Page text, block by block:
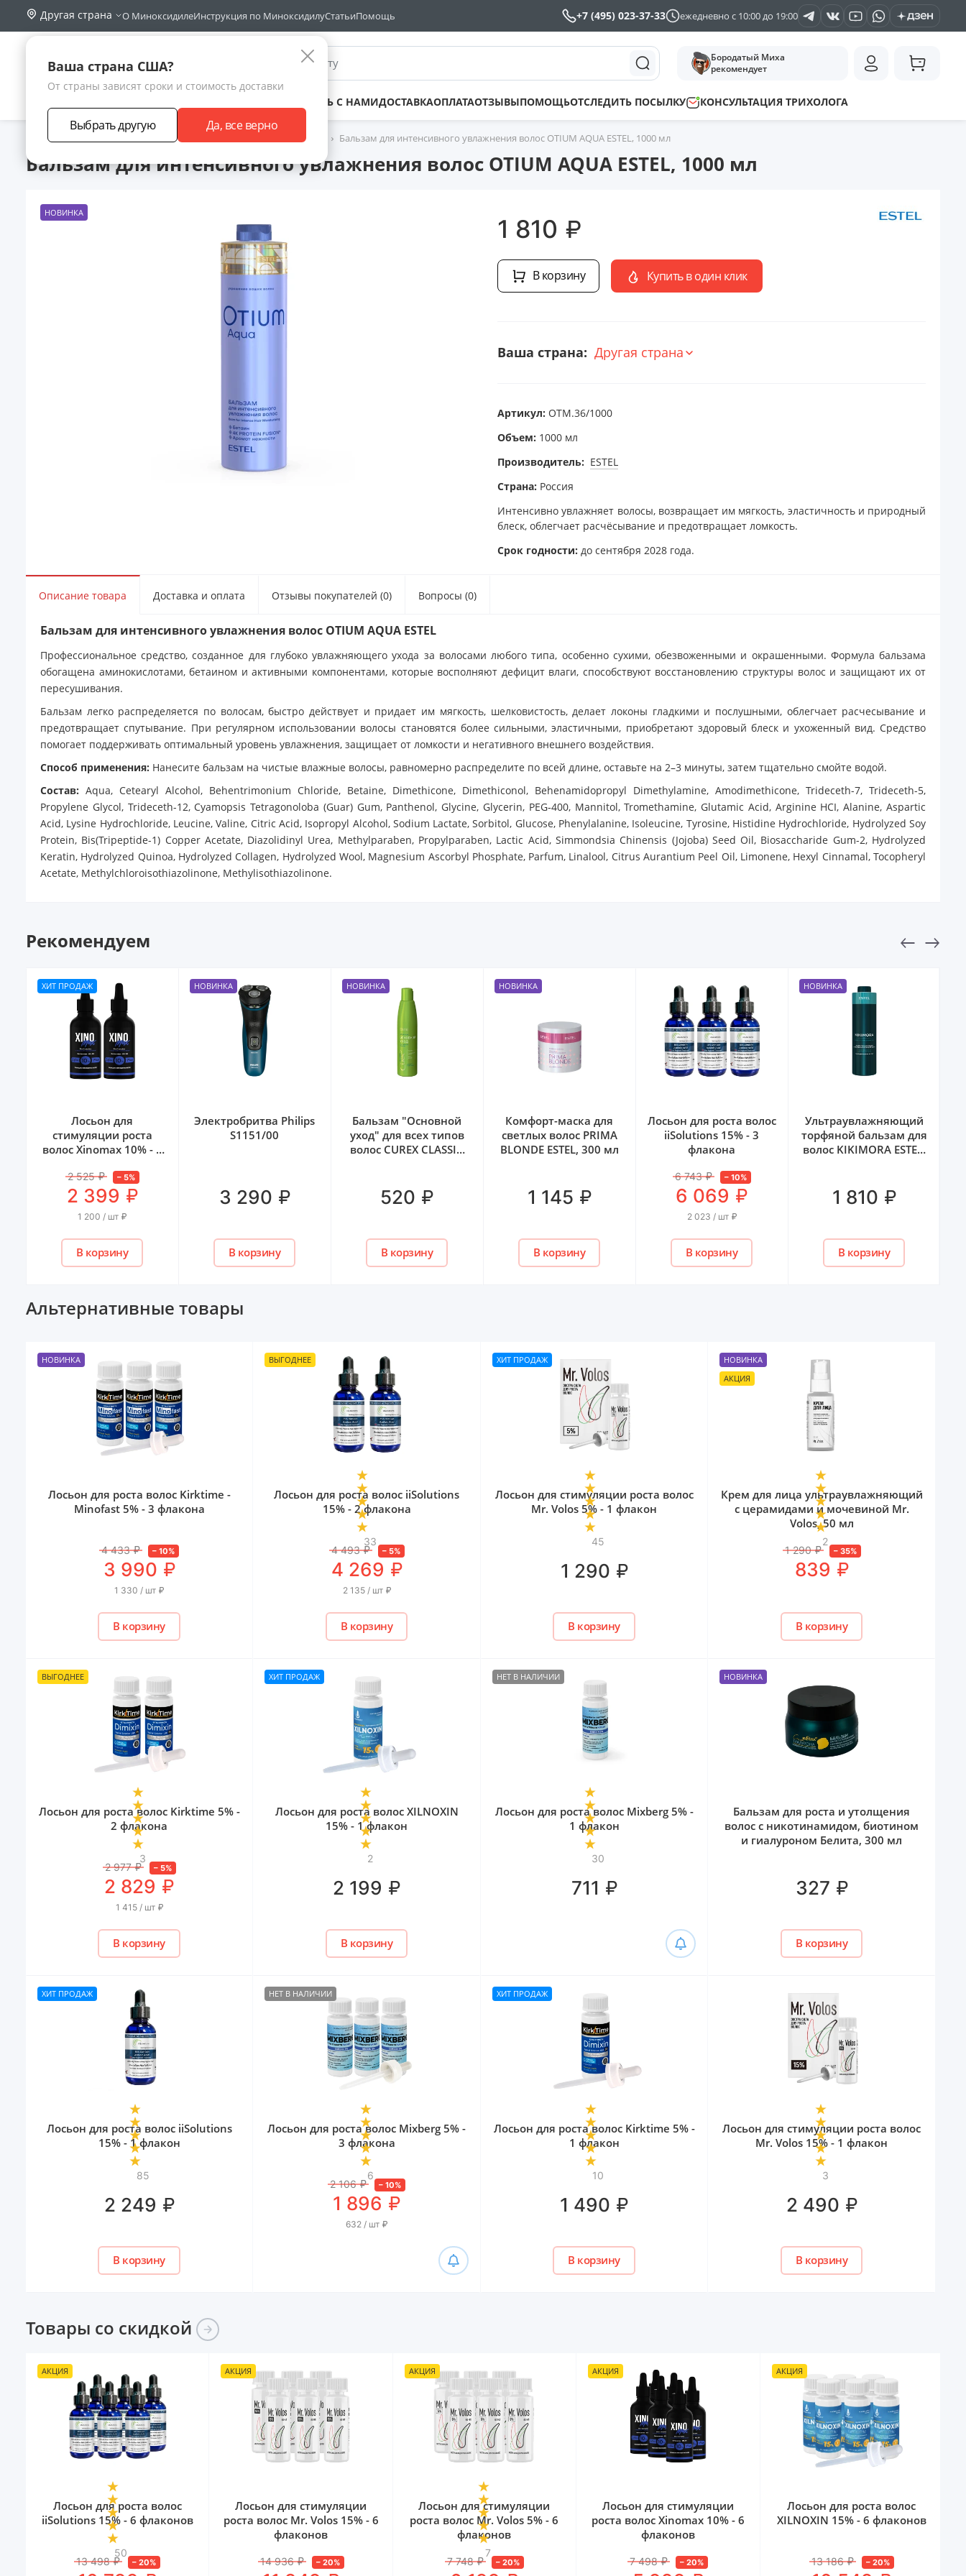
Другая страна
Ваша страна США?
От страны зависят сроки и стоимость доставки
Выбрать другую Да, все верно
О МиноксидилеИнструкция по МиноксидилуСтатьиПомощь +7 (495) 023-37-33 ежедневно с 10:00 до 19:00
Поиск по сайту
Бородатый Миха
рекомендует
ЗАРАБОТАТЬ С НАМИДОСТАВКАОПЛАТАОТЗЫВЫПОМОЩЬОТСЛЕДИТЬ ПОСЫЛКУ КОНСУЛЬТАЦИЯ ТРИХОЛОГА
Главная Уход за волосами Кондиционер Бальзам для интенсивного увлажнения волос OTIUM AQUA ESTEL, 1000 мл
Бальзам для интенсивного увлажнения волос OTIUM AQUA ESTEL, 1000 мл
НОВИНКА
1 810 ₽
В корзину Купить в один клик
Ваша страна: Другая страна
Артикул: OTM.36/1000
Объем: 1000 мл
Производитель: ESTEL
Страна: Россия
Интенсивно увлажняет волосы, возвращает им мягкость, эластичность и природный
блеск, облегчает расчёсывание и предотвращает ломкость.
Срок годности: до сентября 2028 года.
Описание товара Доставка и оплата Отзывы покупателей (0) Вопросы (0)
Бальзам для интенсивного увлажнения волос OTIUM AQUA ESTEL
Профессиональное средство, созданное для глубоко увлажняющего ухода за волосами любого типа, особенно сухими, обезвоженными и окрашенными. Формула бальзама
обогащена аминокислотами, бетаином и активными компонентами, которые восполняют дефицит влаги, способствуют восстановлению структуры волос и защищают их от
пересушивания.
Бальзам легко распределяется по волосам, быстро действует и придает им мягкость, шелковистость, делает локоны гладкими и послушными, облегчает расчесывание и
предотвращает спутывание. При регулярном использовании волосы становятся более сильными, эластичными, приобретают здоровый блеск и ухоженный вид. Средство
помогает поддерживать оптимальный уровень увлажнения, защищает от ломкости и негативного внешнего воздействия.
Способ применения: Нанесите бальзам на чистые влажные волосы, равномерно распределите по всей длине, оставьте на 2–3 минуты, затем тщательно смойте водой.
Состав: Aqua, Cetearyl Alcohol, Behentrimonium Chloride, Betaine, Dimethicone, Dimethiconol, Behenamidopropyl Dimethylamine, Amodimethicone, Trideceth-7, Trideceth-5,
Propylene Glycol, Trideceth-12, Cyamopsis Tetragonoloba (Guar) Gum, Panthenol, Glycine, Glycerin, PEG‑400, Mannitol, Tromethamine, Glutamic Acid, Arginine HCI, Alanine, Aspartic
Acid, Lysine Hydrochloride, Leucine, Valine, Citric Acid, Isopropyl Alcohol, Sodium Lactate, Sorbitol, Glucose, Phenylalanine, Isoleucine, Tyrosine, Histidine Hydrochloride, Hydrolyzed Soy
Protein, Bis(Tripeptide-1) Copper Acetate, Diazolidinyl Urea, Methylparaben, Propylparaben, Lactic Acid, Simmondsia Chinensis (Jojoba) Seed Oil, Biosaccharide Gum-2, Hydrolyzed
Keratin, Hydrolyzed Quinoa, Hydrolyzed Collagen, Hydrolyzed Wool, Magnesium Ascorbyl Phosphate, Pаrfum, Linalool, Citrus Aurantium Peel Oil, Limonene, Hexyl Cinnamal, Tocopheryl
Acetate, Methylchloroisothiazolinone, Methylisothiazolinone.
Рекомендуем
ХИТ ПРОДАЖ
Лосьон для
стимуляции роста
волос Xinomаx 10% - 2
2 525 ₽ – 5%
2 399 ₽
1 200 / шт ₽
В корзину
НОВИНКА
Электробритва Philips
S1151/00
3 290 ₽
В корзину
НОВИНКА
Бальзам "Основной
уход" для всех типов
волос CUREX CLASSIC
520 ₽
В корзину
НОВИНКА
Комфорт-маска для
светлых волос PRIMA
BLONDE ESTEL, 300 мл
1 145 ₽
В корзину
Лосьон для роста волос
iiSolutions 15% - 3
флакона
6 743 ₽ – 10%
6 069 ₽
2 023 / шт ₽
В корзину
НОВИНКА
Ультраувлажняющий
торфяной бальзам для
волос KIKIMORA ESTEL,
1 810 ₽
В корзину
Альтернативные товары
НОВИНКА
Лосьон для роста волос Kirktime -
Minofast 5% - 3 флакона
4 433 ₽ –10%
3 990 ₽
1 330 / шт ₽
В корзину
ВЫГОДНЕЕ
33
Лосьон для роста волос iiSolutions
15% - 2 флакона
4 493 ₽ – 5%
4 269 ₽
2 135 / шт ₽
В корзину
ХИТ ПРОДАЖ
45
Лосьон для стимуляции роста волос
Mr. Volos 5% - 1 флакон
1 290 ₽
В корзину
НОВИНКА
АКЦИЯ
2
Крем для лица ультраувлажняющий
с церамидами и мочевиной Mr.
Volos, 50 мл
1 290 ₽ – 35%
839 ₽
В корзину
ВЫГОДНЕЕ
3
Лосьон для роста волос Kirktime 5% -
2 флакона
2 977 ₽ – 5%
2 829 ₽
1 415 / шт ₽
В корзину
ХИТ ПРОДАЖ
2
Лосьон для роста волос XILNOXIN
15% - 1 флакон
2 199 ₽
В корзину
НЕТ В НАЛИЧИИ
30
Лосьон для роста волос Mixberg 5% -
1 флакон
711 ₽
НОВИНКА
Бальзам для роста и утолщения
волос с никотинамидом, биотином
и гиалуроном Белита, 300 мл
327 ₽
В корзину
ХИТ ПРОДАЖ
85
Лосьон для роста волос iiSolutions
15% - 1 флакон
2 249 ₽
В корзину
НЕТ В НАЛИЧИИ
6
Лосьон для роста волос Mixberg 5% -
3 флакона
2 106 ₽ –10%
1 896 ₽
632 / шт ₽
ХИТ ПРОДАЖ
10
Лосьон для роста волос Kirktime 5% -
1 флакон
1 490 ₽
В корзину
3
Лосьон для стимуляции роста волос
Mr. Volos 15% - 1 флакон
2 490 ₽
В корзину
Товары со скидкой
АКЦИЯ
50
Лосьон для роста волос
iiSolutions 15% - 6 флаконов
13 498 ₽ –20%
АКЦИЯ
Лосьон для стимуляции
роста волос Mr. Volos 15% - 6
флаконов
14 936 ₽ – 20%
АКЦИЯ
7
Лосьон для стимуляции
роста волос Mr. Volos 5% - 6
флаконов
7 748 ₽ – 20%
АКЦИЯ
Лосьон для стимуляции
роста волос Xinomаx 10% - 6
флаконов
7 498 ₽ –20%
АКЦИЯ
Лосьон для роста волос
XILNOXIN 15% - 6 флаконов
13 186 ₽ – 20%